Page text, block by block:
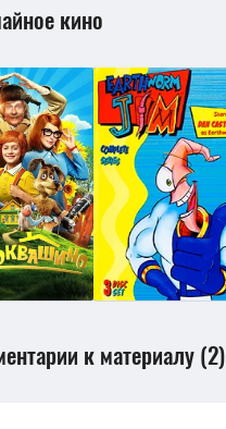
кино
к материалу (2)